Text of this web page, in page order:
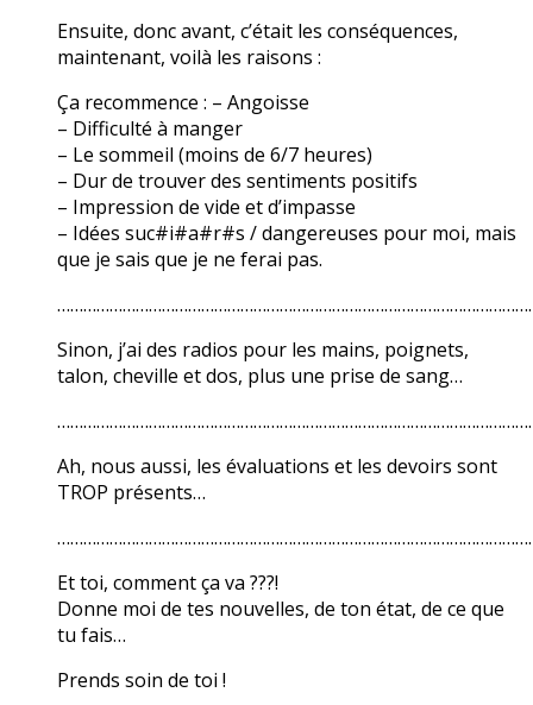
Ensuite, donc avant, c’était les conséquences,
maintenant, voilà les raisons :
Ça recommence : – Angoisse
– Difficulté à manger
– Le sommeil (moins de 6/7 heures)
– Dur de trouver des sentiments positifs
– Impression de vide et d’impasse
– Idées suc#i#a#r#s / dangereuses pour moi, mais
que je sais que je ne ferai pas.
Sinon, j’ai des radios pour les mains, poignets,
talon, cheville et dos, plus une prise de sang…
Ah, nous aussi, les évaluations et les devoirs sont
TROP présents…
Et toi, comment ça va ???!
Donne moi de tes nouvelles, de ton état, de ce que
tu fais…
Prends soin de toi !